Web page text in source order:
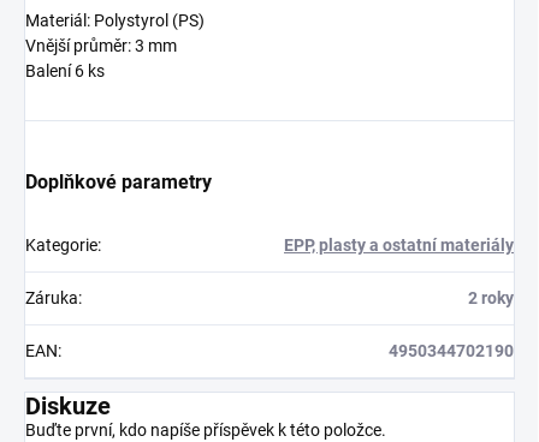
Materiál: Polystyrol (PS)
Vnější průměr: 3 mm
Balení 6 ks
Doplňkové parametry
Kategorie: EPP, plasty a ostatní materiály
Záruka: 2 roky
EAN: 4950344702190
Diskuze
Buďte první, kdo napíše příspěvek k této položce.